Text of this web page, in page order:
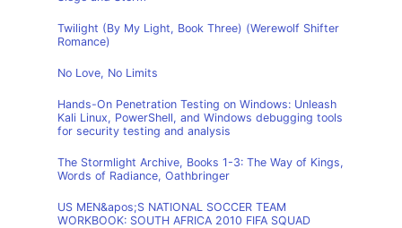
Twilight (By My Light, Book Three) (Werewolf Shifter
Romance)
No Love, No Limits
Hands-On Penetration Testing on Windows: Unleash
Kali Linux, PowerShell, and Windows debugging tools
for security testing and analysis
The Stormlight Archive, Books 1-3: The Way of Kings,
Words of Radiance, Oathbringer
US MEN&apos;S NATIONAL SOCCER TEAM
WORKBOOK: SOUTH AFRICA 2010 FIFA SQUAD